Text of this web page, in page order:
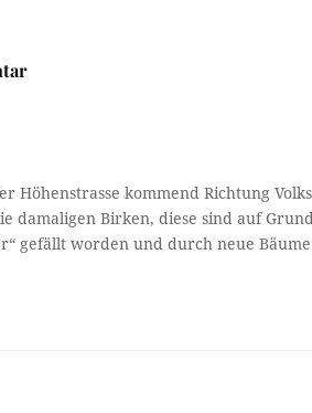
Höhenstrasse kommend Richtung
damaligen Birken, diese sind auf
gefällt worden und durch neue